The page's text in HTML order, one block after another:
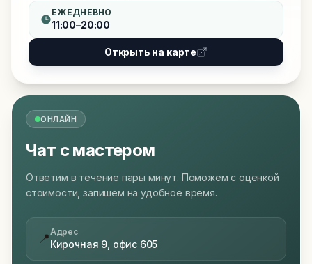
ЕЖЕДНЕВНО
11:00–20:00
Открыть на карте
ОНЛАЙН
Чат с мастером
Ответим в течение пары минут. Поможем с оценкой
стоимости, запишем на удобное время.
📍Адрес
Кирочная 9, офис 605